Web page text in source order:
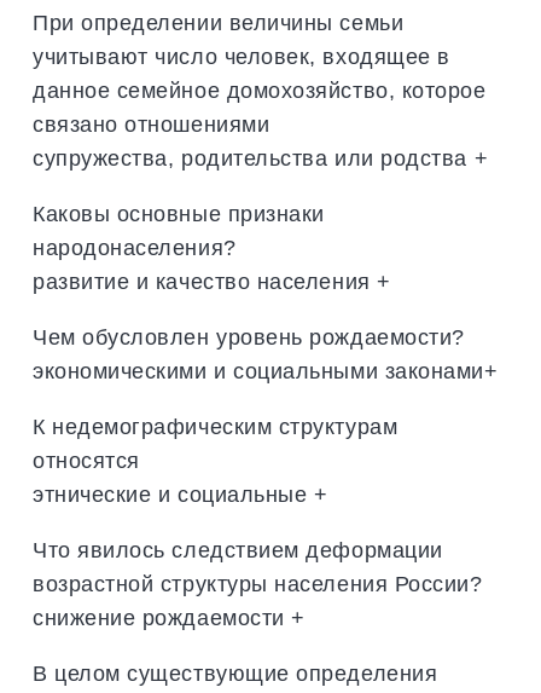
При определении величины семьи
учитывают число человек, входящее в
данное семейное домохозяйство, которое
связано отношениями
супружества, родительства или родства +
Каковы основные признаки
народонаселения?
развитие и качество населения +
Чем обусловлен уровень рождаемости?
экономическими и социальными законами+
К недемографическим структурам
относятся
этнические и социальные +
Что явилось следствием деформации
возрастной структуры населения России?
снижение рождаемости +
В целом существующие определения